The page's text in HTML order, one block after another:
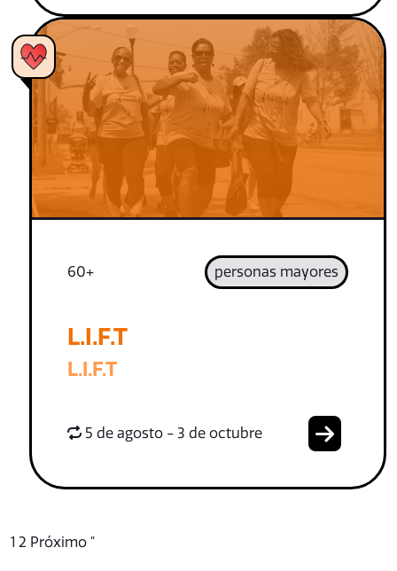
60+ personas mayores
L.I.F.T
L.I.F.T
5 de agosto - 3 de octubre
1 2 Próximo "